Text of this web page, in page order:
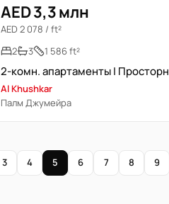
AED 3,3 млн
AED 2 078 / ft²
2
3 1 586 ft²
Al Khushkar
Палм Джумейра
3 4 5 6 7 8 9